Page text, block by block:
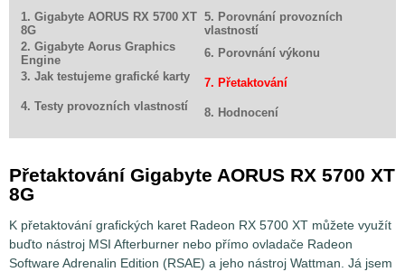
1. Gigabyte AORUS RX 5700 XT
8G
5. Porovnání provozních
vlastností
2. Gigabyte Aorus Graphics
Engine
6. Porovnání výkonu
3. Jak testujeme grafické karty
7. Přetaktování
4. Testy provozních vlastností
8. Hodnocení
Přetaktování Gigabyte AORUS RX 5700 XT
8G
K přetaktování grafických karet Radeon RX 5700 XT můžete využít
buďto nástroj MSI Afterburner nebo přímo ovladače Radeon
Software Adrenalin Edition (RSAE) a jeho nástroj Wattman. Já jsem